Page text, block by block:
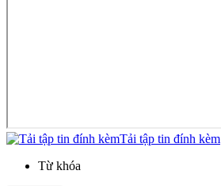
Tải tập tin đính kèm
Từ khóa